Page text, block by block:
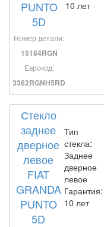
PUNTO
5D
Номер детали:
15184RGN
Еврокод:
3362RGNH5RD
10 лет
Стекло
заднее
дверное
левое
FIAT
GRANDA
PUNTO
5D
Тип
стекла:
Заднее
дверное
левое
Гарантия:
10 лет